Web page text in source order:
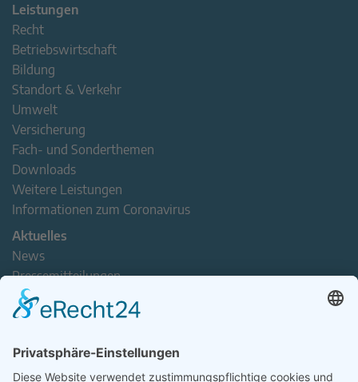
Leistungen
Recht
Betriebswirtschaft
Bildung
Standort & Verkehr
Umwelt
Versicherung
Fach- und Sonderthemen
Downloads
Weitere Leistungen
Informationen zum Coronavirus
Aktuelles
News
Pressemitteilungen
Newsletter
Handel(n) im Norden – Mitgliederjournal
Verband erleben